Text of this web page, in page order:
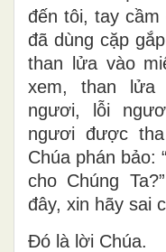
đến tôi, tay cầm
đã dùng cặp
than lửa vào
xem, than
ngươi, lỗi
ngươi được
Chúa phán bảo:
cho Chúng
đây, xin hãy sai
Ðó là lời Chúa.